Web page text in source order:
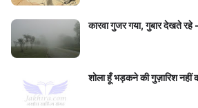
कारवा गुजर गया, गुबार देखते रहे
शोला हूँ भड़कने की गुज़ारिश नहीं